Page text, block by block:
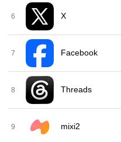
6 X
7 Facebook
8 Threads
9 mixi2